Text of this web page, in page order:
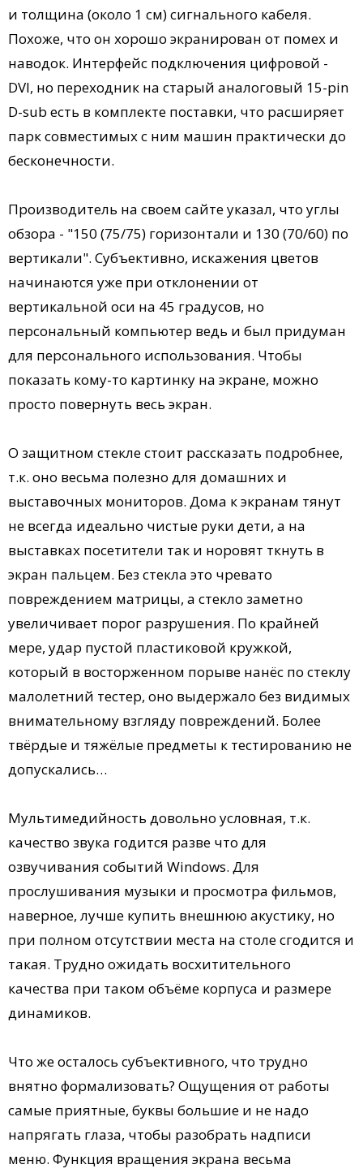
и толщина (около 1 см) сигнального кабеля.
Похоже, что он хорошо экранирован от помех и
наводок. Интерфейс подключения цифровой -
DVI, но переходник на старый аналоговый 15-pin
D-sub есть в комплекте поставки, что расширяет
парк совместимых с ним машин практически до
бесконечности.
Производитель на своем сайте указал, что углы
обзора - "150 (75/75) горизонтали и 130 (70/60) по
вертикали". Субъективно, искажения цветов
начинаются уже при отклонении от
вертикальной оси на 45 градусов, но
персональный компьютер ведь и был придуман
для персонального использования. Чтобы
показать кому-то картинку на экране, можно
просто повернуть весь экран.
О защитном стекле стоит рассказать подробнее,
т.к. оно весьма полезно для домашних и
выставочных мониторов. Дома к экранам тянут
не всегда идеально чистые руки дети, а на
выставках посетители так и норовят ткнуть в
экран пальцем. Без стекла это чревато
повреждением матрицы, а стекло заметно
увеличивает порог разрушения. По крайней
мере, удар пустой пластиковой кружкой,
который в восторженном порыве нанёс по стеклу
малолетний тестер, оно выдержало без видимых
внимательному взгляду повреждений. Более
твёрдые и тяжёлые предметы к тестированию не
допускались…
Мультимедийность довольно условная, т.к.
качество звука годится разве что для
озвучивания событий Windows. Для
прослушивания музыки и просмотра фильмов,
наверное, лучше купить внешнюю акустику, но
при полном отсутствии места на столе сгодится и
такая. Трудно ожидать восхитительного
качества при таком объёме корпуса и размере
динамиков.
Что же осталось субъективного, что трудно
внятно формализовать? Ощущения от работы
самые приятные, буквы большие и не надо
напрягать глаза, чтобы разобрать надписи
меню. Функция вращения экрана весьма